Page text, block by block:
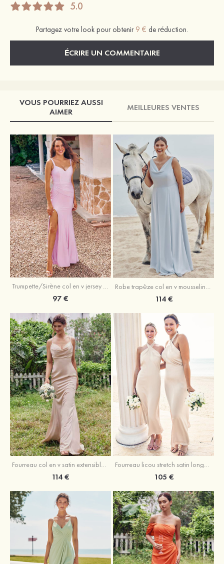
5.0
Partagez votre look pour obtenir 9 € de réduction.
ÉCRIRE UN COMMENTAIRE
VOUS POURRIEZ AUSSI
AIMER
MEILLEURES VENTES
Trumpette/Sirène col en v jersey ras du sol robe de demoiselle d'honneur
97 € 114 €
Fourreau col en v satin extensible ras du sol robe de demoiselle d'honneur
114 €
Fourreau licou stretch satin longueur cheville robe de demoiselle d'honneur
105 €